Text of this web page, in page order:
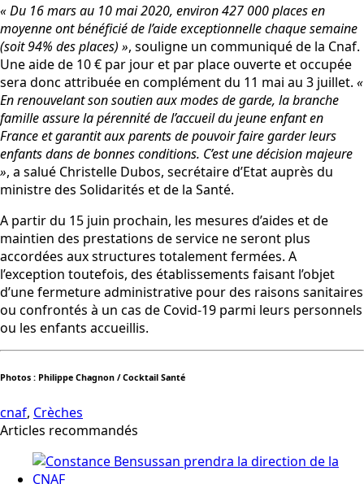
« Du 16 mars au 10 mai 2020, environ 427 000 places en
moyenne ont bénéficié de l’aide exceptionnelle chaque semaine
(soit 94% des places) », souligne un communiqué de la Cnaf.
Une aide de 10 € par jour et par place ouverte et occupée
sera donc attribuée en complément du 11 mai au 3 juillet. «
En renouvelant son soutien aux modes de garde, la branche
famille assure la pérennité de l’accueil du jeune enfant en
France et garantit aux parents de pouvoir faire garder leurs
enfants dans de bonnes conditions. C’est une décision majeure
», a salué Christelle Dubos, secrétaire d’Etat auprès du
ministre des Solidarités et de la Santé.
A partir du 15 juin prochain, les mesures d’aides et de
maintien des prestations de service ne seront plus
accordées aux structures totalement fermées. A
l’exception toutefois, des établissements faisant l’objet
d’une fermeture administrative pour des raisons sanitaires
ou confrontés à un cas de Covid-19 parmi leurs personnels
ou les enfants accueillis.
Photos : Philippe Chagnon / Cocktail Santé
cnaf, Crèches
Articles recommandés